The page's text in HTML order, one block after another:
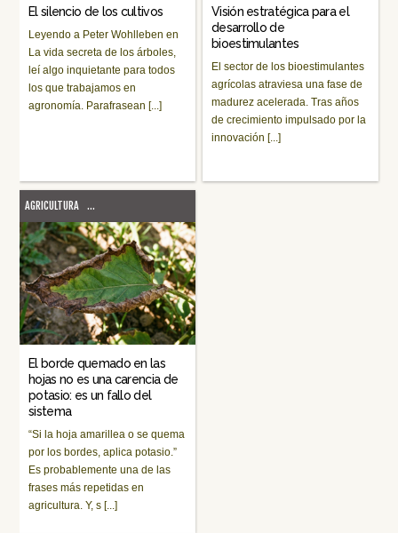
El silencio de los cultivos
Leyendo a Peter Wohlleben en
La vida secreta de los árboles,
leí algo inquietante para todos
los que trabajamos en
agronomía. Parafrasean [...]
Visión estratégica para el
desarrollo de
bioestimulantes
El sector de los bioestimulantes
agrícolas atraviesa una fase de
madurez acelerada. Tras años
de crecimiento impulsado por la
innovación [...]
AGRICULTURA ...
El borde quemado en las
hojas no es una carencia de
potasio: es un fallo del
sistema
“Si la hoja amarillea o se quema
por los bordes, aplica potasio.”
Es probablemente una de las
frases más repetidas en
agricultura. Y, s [...]